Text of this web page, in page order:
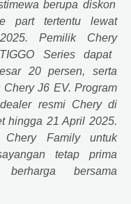
berupa diskon
part tertentu lewat
Pemilik Chery
Series dapat
20 persen, serta
CheryJ6 EV. Program
resmi Cherydi
hingga 21 April 2025.
Chery Family untuk
tetap prima
bersama